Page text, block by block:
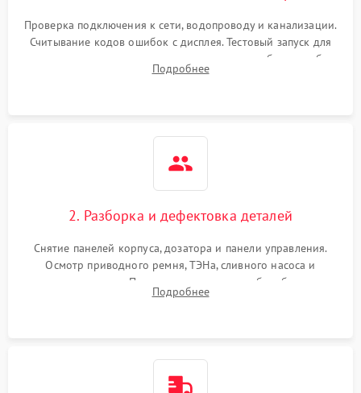
Проверка подключения к сети, водопроводу и канализации.
Считывание кодов ошибок с дисплея. Тестовый запуск для
выявления посторонних шумов, протечек или сбоев в работе
электронного модуля управления.
Подробнее
2. Разборка и дефектовка деталей
Снятие панелей корпуса, дозатора и панели управления.
Осмотр приводного ремня, ТЭНа, сливного насоса и
амортизаторов. Проверка подшипников барабана и
крестовины на износ, а манжеты люка на разрывы.
Подробнее